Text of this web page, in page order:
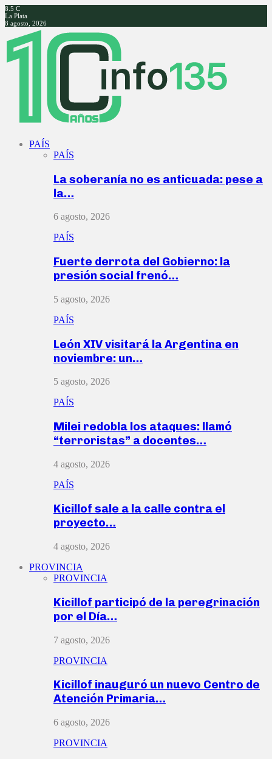
8.5 C
La Plata
8 agosto, 2026
Facebook
Twitter
Instagram
Youtube
PAÍS
PAÍS
La soberanía no es anticuada: pese a
la…
6 agosto, 2026
PAÍS
Fuerte derrota del Gobierno: la
presión social frenó…
5 agosto, 2026
PAÍS
León XIV visitará la Argentina en
noviembre: un…
5 agosto, 2026
PAÍS
Milei redobla los ataques: llamó
“terroristas” a docentes…
4 agosto, 2026
PAÍS
Kicillof sale a la calle contra el
proyecto…
4 agosto, 2026
PROVINCIA
PROVINCIA
Kicillof participó de la peregrinación
por el Día…
7 agosto, 2026
PROVINCIA
Kicillof inauguró un nuevo Centro de
Atención Primaria…
6 agosto, 2026
PROVINCIA